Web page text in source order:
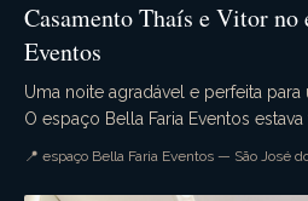
Casamento Thaís e Vitor no
Eventos
Uma noite agradável e perfeita para
O espaço Bella Faria Eventos
📍 espaço Bella Faria Eventos — São José